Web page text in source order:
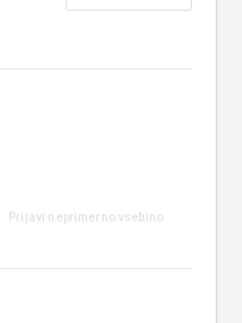
Prijavi neprimerno vsebino